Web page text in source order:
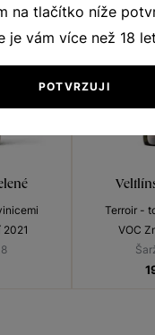
Terroir -
VOC
na tlačítko níže
je vám více než 18
POTVRZUJI